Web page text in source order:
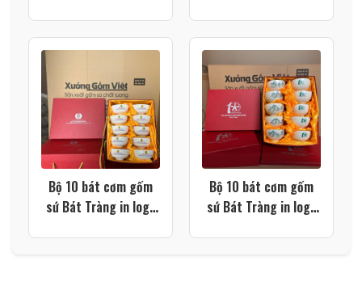
BC31
XG-BC30
Bộ 10 bát cơm gốm
sứ Bát Tràng in logo
Bộ 10 bát cơm gốm
sứ Bát Tràng in logo